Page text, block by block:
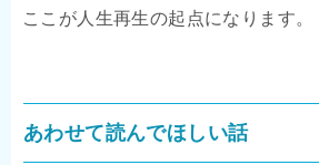
ここが人生再生の起点になります。
あわせて読んでほしい話